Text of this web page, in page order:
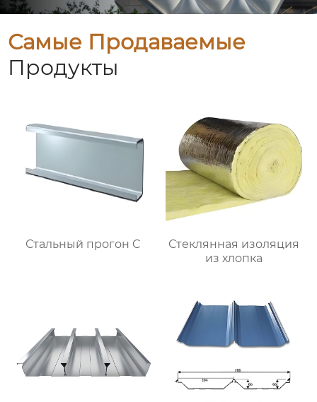
Самые Продаваемые
Продукты
Стальный прогон C
Стеклянная изоляция
из хлопка